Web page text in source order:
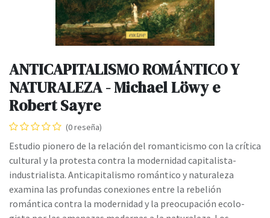
ANTICAPITALISMO ROMÁNTICO Y
NATURALEZA - Michael Löwy e
Robert Sayre
(0 reseña)
Estudio pionero de la relación del romanticismo con la crítica
cultural y la protesta contra la modernidad capitalista-
industrialista. Anticapitalismo romántico y naturaleza
examina las profundas conexiones entre la rebelión
romántica contra la modernidad y la preocupación ecolo­